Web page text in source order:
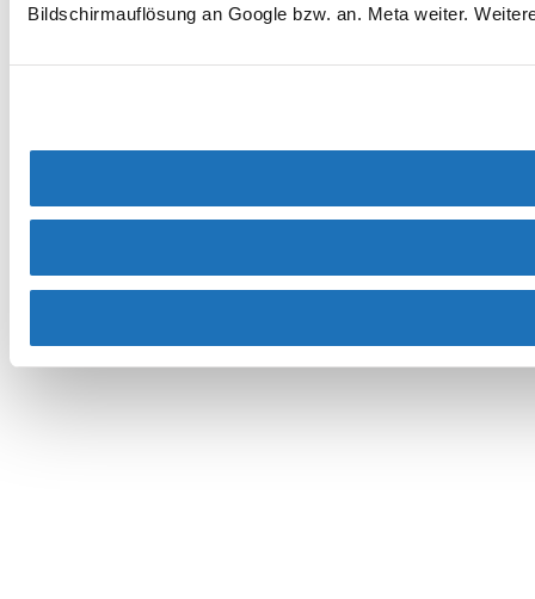
Bildschirmauflösung an Google bzw. an. Meta weiter.